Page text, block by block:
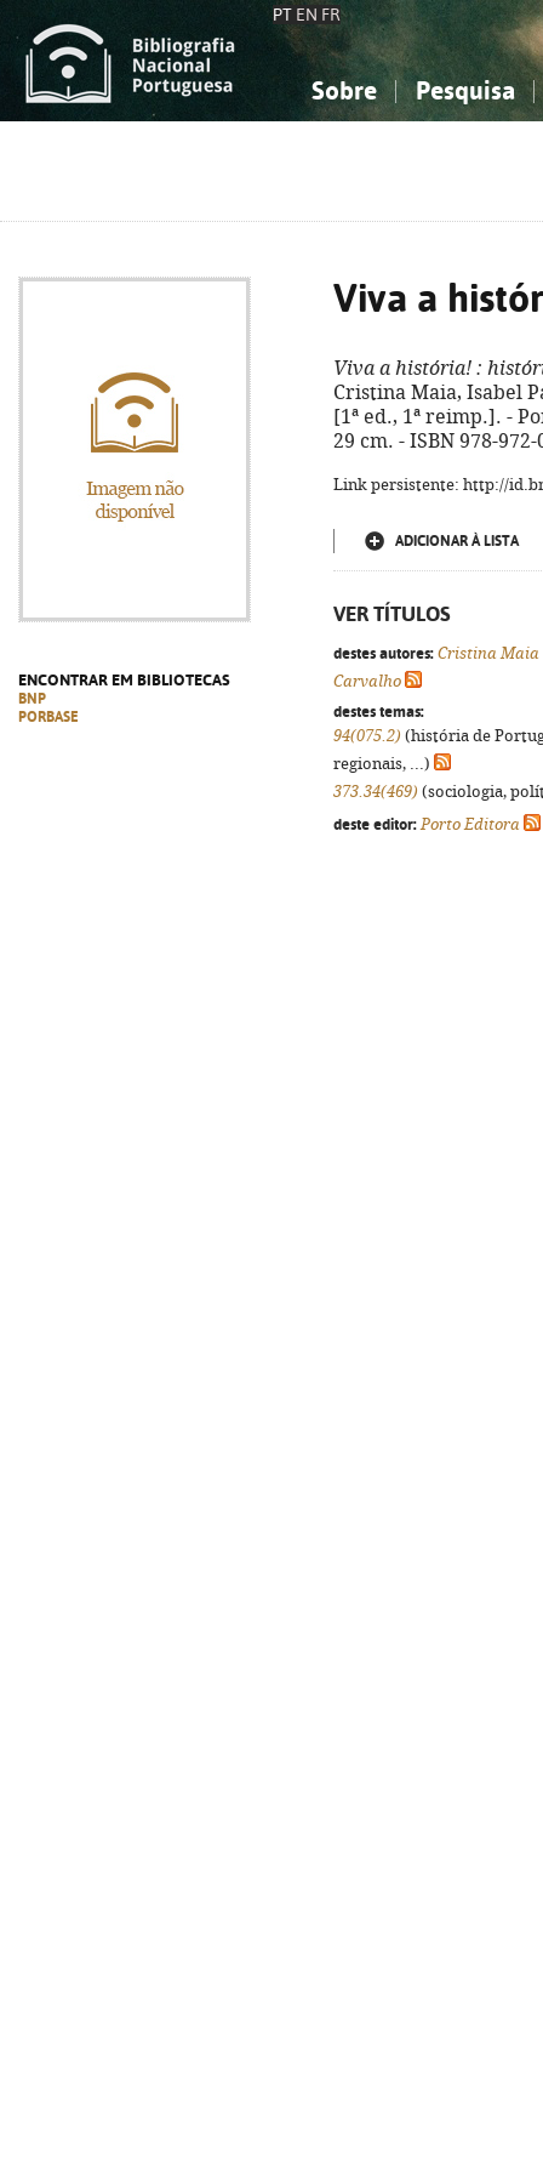
PT EN FR
Sobre Pesquisa
ENCONTRAR EM BIBLIOTECAS
BNP
PORBASE
Viva a
Viva a história! :
Cristina Maia, Isabel
[1ª ed., 1ª reimp.]. -
29 cm. - ISBN 978-
Link persistente: http://
ADICIONAR À LISTA
VER TÍTULOS
destes autores: Cristina Maia
Carvalho
destes temas:
94(075.2) (história de
regionais, ...)
373.34(469) (sociologia,
deste editor: Porto Editora